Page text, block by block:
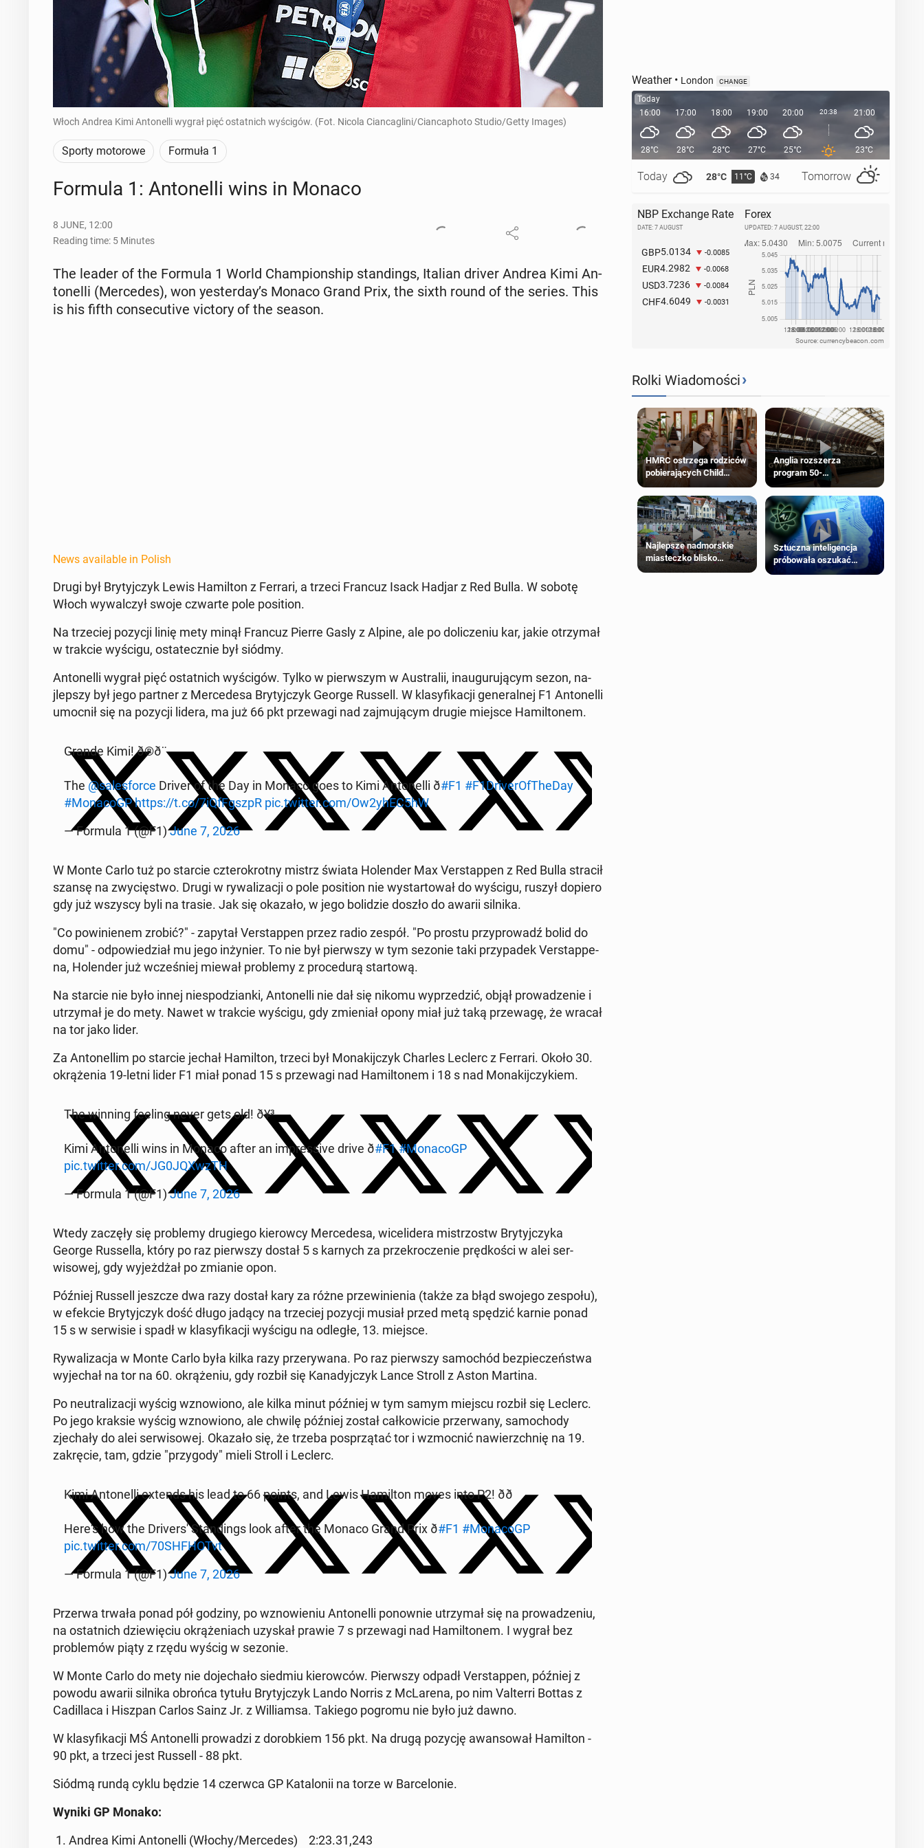
Włoch Andrea Kimi Antonelli wygrał pięć ostatnich wyścigów. (Fot. Nicola Ciancaglini/Ciancaphoto Studio/Getty Images)
Sporty motorowe Formuła 1
Formula 1: An­tonel­li wins in Monaco
8 JUNE, 12:00
Reading time: 5 Minutes
The leader of the Formula 1 World Cham­pi­onship stand­ings, Italian driver Andrea Kimi An­
tonel­li (Mer­cedes), won yes­ter­day’s Monaco Grand Prix, the sixth round of the series. This
is his fifth con­sec­u­tive victory of the season.
News available in Polish
Drugi był Bry­tyjczyk Lewis Hamil­ton z Ferrari, a trzeci Francuz Isack Hadjar z Red Bulla. W sobotę
Włoch wywal­czył swoje czwarte pole po­si­tion.
Na trze­ciej pozycji linię mety minął Francuz Pierre Gasly z Alpine, ale po dolicze­niu kar, jakie otrzy­mał
w trakcie wyścigu, os­tate­cznie był siódmy.
An­tonel­li wygrał pięć os­tat­nich wyś­cigów. Tylko w pier­wszym w Aus­tralii, in­au­gu­ru­ją­cym sezon, na­
jlep­szy był jego partner z Mer­cedesa Bry­tyjczyk George Russell. W klasy­fikacji gen­er­al­nej F1 An­tonel­li
umocnił się na pozycji lidera, ma już 66 pkt przewa­gi nad za­j­mu­ją­cym drugie miejsce Hamil­tonem.
Grande Kimi! ð®‍ð¨
The @sales­force Driver of the Day in Monaco goes to Kimi An­tonel­li ð#F1 #F1Dri­verOfThe­Day
#MonacoGPhttps://t.co/7iQf­FgszpR pic.twitter.com/Ow2yhEC5hW
— Formula 1 (@F1)June 7, 2026
W Monte Carlo tuż po starcie czterokrot­ny mistrz świata Holen­der Max Ver­stap­pen z Red Bulla stracił
szansę na zwycięst­wo. Drugi w ry­wal­iza­cji o pole po­si­tion nie wys­tar­tował do wyścigu, ruszył dopiero
gdy już wszyscy byli na trasie. Jak się okazało, w jego bolidzie doszło do awarii silnika.
"Co powinienem zrobić?" - zapytał Ver­stap­pen przez radio zespół. "Po prostu przyprowadź bolid do
domu" - odpowiedzi­ał mu jego in­żynier. To nie był pier­wszy w tym sezonie taki przy­padek Ver­stap­pe­
na, Holen­der już wcześniej miewał prob­le­my z pro­ce­durą star­tową.
Na starcie nie było innej niespodzian­ki, An­tonel­li nie dał się nikomu wyprzedz­ić, objął prowadze­nie i
utrzy­mał je do mety. Nawet w trakcie wyścigu, gdy zmieni­ał opony miał już taką przewagę, że wracał
na tor jako lider.
Za An­tonel­lim po starcie jechał Hamil­ton, trzeci był Mon­aki­jczyk Charles Leclerc z Ferrari. Około 30.
okrąże­nia 19-letni lider F1 miał ponad 15 s przewa­gi nad Hamil­tonem i 18 s nad Mon­aki­jczykiem.
The winning feeling never gets old! ð¥³
Kimi An­tonel­li wins in Monaco after an im­pres­sive drive ð#F1#MonacoGP
pic.twitter.com/JG0JQXwzTH
— Formula 1 (@F1)June 7, 2026
Wtedy zaczęły się prob­le­my drugiego kierow­cy Mer­cedesa, wicelid­era mis­tr­zostw Bry­tyjczy­ka
George Rus­sel­la, który po raz pier­wszy dostał 5 s karnych za przekrocze­nie pręd­koś­ci w alei ser­
wisowej, gdy wyjeżdżał po zmianie opon.
Później Russell jeszcze dwa razy dostał kary za różne przewinienia (także za błąd swojego zespołu),
w efekcie Bry­tyjczyk dość długo jadący na trze­ciej pozycji musiał przed metą spędzić karnie ponad
15 s w ser­wisie i spadł w klasy­fikacji wyścigu na odległe, 13. miejsce.
Ry­wal­iza­c­ja w Monte Carlo była kilka razy prz­ery­wana. Po raz pier­wszy samochód bez­pieczeńst­wa
wyjechał na tor na 60. okrąże­niu, gdy rozbił się Kanadyjczyk Lance Stroll z Aston Martina.
Po neu­tral­iza­cji wyścig wznowiono, ale kilka minut później w tym samym miejscu rozbił się Leclerc.
Po jego kraksie wyścig wznowiono, ale chwilę później został całkowicie prz­er­wany, samo­chody
zjechały do alei ser­wisowej. Okazało się, że trzeba posprzą­tać tor i wz­moc­nić naw­ierzch­nię na 19.
za­krę­cie, tam, gdzie "przy­gody" mieli Stroll i Leclerc.
Kimi An­tonel­li extends his lead to 66 points, and Lewis Hamil­ton moves into P2! ðð
Here's how the Dri­ver­s' Stand­ings look after the Monaco Grand Prix ð#F1 #MonacoGP
pic.twitter.com/70SHFHOTvt
— Formula 1 (@F1)June 7, 2026
Przerwa trwała ponad pół godziny, po wznowie­niu An­tonel­li ponown­ie utrzy­mał się na prowadze­niu,
na os­tat­nich dziewię­ciu okrąże­ni­ach uzyskał prawie 7 s przewa­gi nad Hamil­tonem. I wygrał bez
prob­lemów piąty z rzędu wyścig w sezonie.
W Monte Carlo do mety nie do­jechało siedmiu kierow­ców. Pier­wszy odpadł Ver­stap­pen, później z
powodu awarii silnika obrońca tytułu Bry­tyjczyk Lando Norris z McLare­na, po nim Val­ter­ri Bottas z
Cadil­la­ca i Hiszpan Carlos Sainz Jr. z Williamsa. Takiego pogromu nie było już dawno.
W klasy­fikacji MŚ An­tonel­li prowadzi z dorobkiem 156 pkt. Na drugą pozycję awan­sował Hamil­ton -
90 pkt, a trzeci jest Russell - 88 pkt.
Siódmą rundą cyklu będzie 14 czerwca GP Kat­alonii na torze w Barcelonie.
Wyniki GP Monako:
1. Andrea Kimi An­tonel­li (Włochy/Mer­cedes) 2:23.31,243
Weather• London CHANGE
Today
16:00
28°C
Today 28°C 11°C 34 Tomorrow
17:00
28°C
18:00
28°C
19:00
27°C
20:00
25°C
20:38 21:00
23°C
NBP Exchange Rate
DATE: 7 AUGUST
GBP5.0134 -0.0085
EUR4.2982 -0.0068
USD3.7236 -0.0084
CHF4.6049 -0.0031
Forex
UPDATED: 7 AUGUST, 22:00
Source: currencybeacon.com
Rolki Wiadomości›
HMRC ostrzega rodziców
pobierających Child
Benefit. Mogą być
zobowiązani do zwrotu
zasiłku
Anglia rozszerza
program 50-
procentowych zniżek
kolejowych na 18-latków
Najlepsze nadmorskie
miasteczko blisko
Sztuczna inteligencja
próbowała oszukać
człowieka